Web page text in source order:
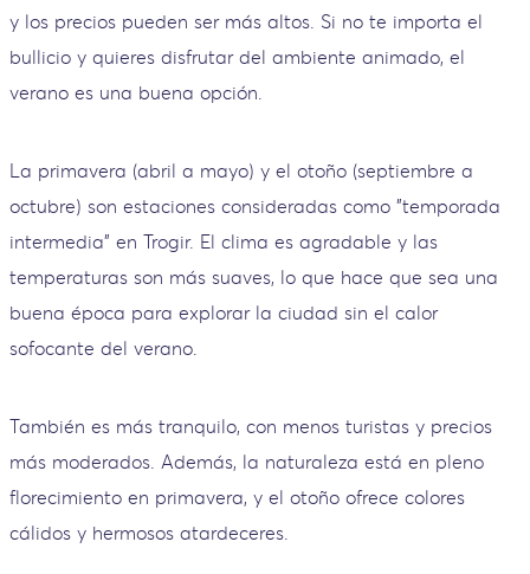
y los precios pueden ser más altos. Si no te importa el
bullicio y quieres disfrutar del ambiente animado, el
verano es una buena opción.
La primavera (abril a mayo) y el otoño (septiembre a
octubre) son estaciones consideradas como "temporada
intermedia" en Trogir. El clima es agradable y las
temperaturas son más suaves, lo que hace que sea una
buena época para explorar la ciudad sin el calor
sofocante del verano.
También es más tranquilo, con menos turistas y precios
más moderados. Además, la naturaleza está en pleno
florecimiento en primavera, y el otoño ofrece colores
cálidos y hermosos atardeceres.